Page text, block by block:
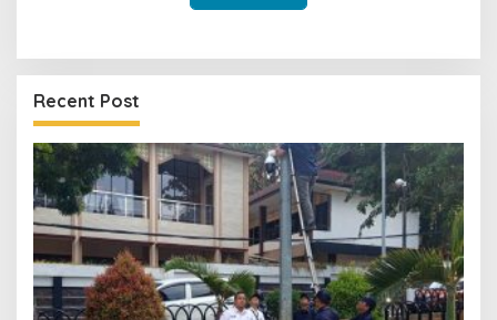
Recent Post